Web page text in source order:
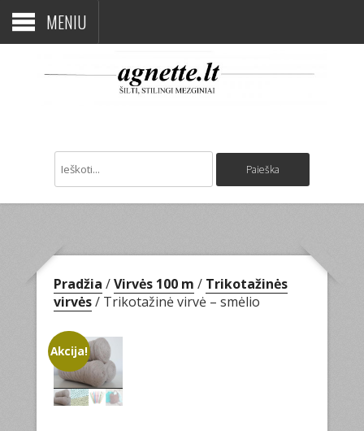
MENIU
Pradžia /Virvės 100 m / Trikotažinės
virvės/ Trikotažinė virvė – smėlio
Akcija!